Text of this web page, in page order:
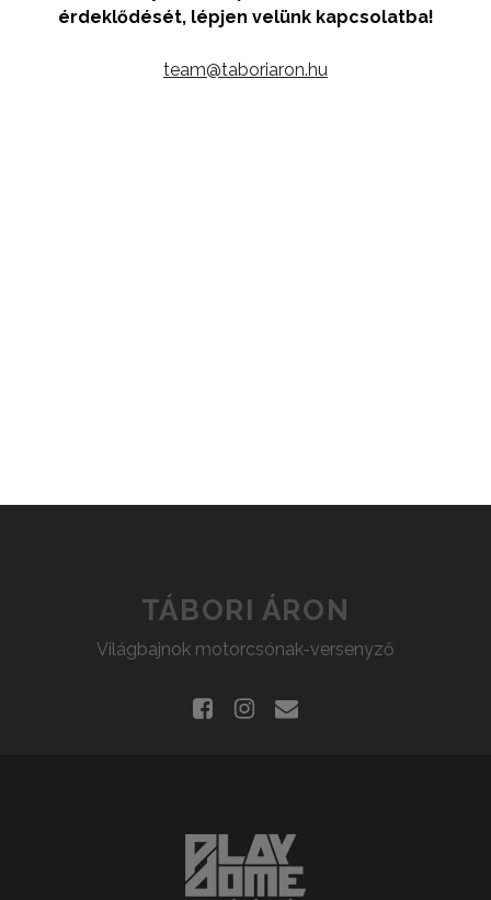
érdeklődését, lépjen velünk kapcsolatba!
team@taboriaron.hu
TÁBORI ÁRON
Világbajnok motorcsónak-versenyző